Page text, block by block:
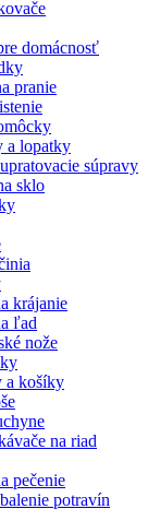
domácnosť
pranie
a lopatky
súpravy
sklo
krájanie
ľad
nože
a košíky
na riad
pečenie
potravín